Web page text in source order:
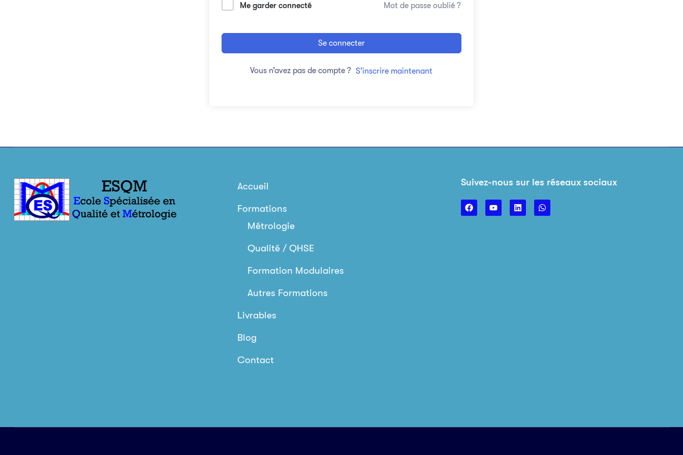
Me garder connecté Mot de passe oublié ?
Se connecter
Vous n’avez pas de compte ? S’inscrire maintenant
Accueil
Formations
Métrologie
Qualité / QHSE
Formation Modulaires
Autres Formations
Livrables
Blog
Contact
Suivez-nous sur les réseaux sociaux